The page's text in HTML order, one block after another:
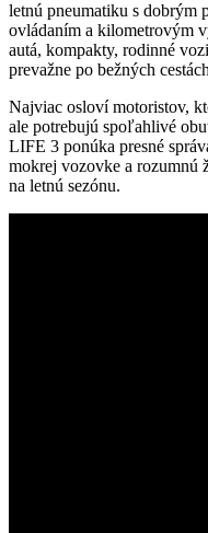
letnú pneumatiku s dobrým
ovládaním a kilometrovým
autá, kompakty, rodinné
prevažne po bežných
Najviac osloví motoristov,
ale potrebujú spoľahlivé
LIFE 3 ponúka presné
mokrej vozovke a
na letnú sezónu.